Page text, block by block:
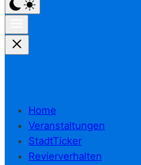
Home
Veranstaltungen
StadtTicker
Revierverhalten